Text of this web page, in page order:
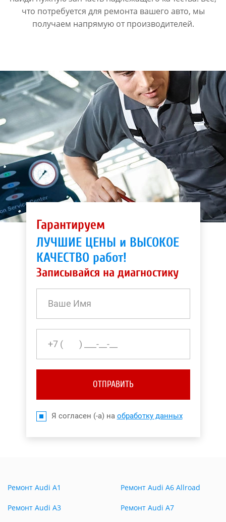
что потребуется для ремонта вашего авто, мы
получаем напрямую от производителей.
Гарантируем
ЛУЧШИЕ ЦЕНЫ и ВЫСОКОЕ
КАЧЕСТВО работ!
Записывайся на диагностику
ОТПРАВИТЬ
Я согласен (-а) на обработку данных
Ремонт Audi A1
Ремонт Audi A3
Ремонт Audi A6 Allroad
Ремонт Audi A7